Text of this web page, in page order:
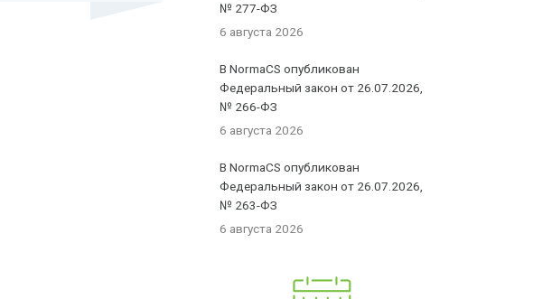
№ 277-ФЗ
6 августа 2026
В NormaCS опубликован
Федеральный закон от 26.07.2026,
№ 266-ФЗ
6 августа 2026
В NormaCS опубликован
Федеральный закон от 26.07.2026,
№ 263-ФЗ
6 августа 2026